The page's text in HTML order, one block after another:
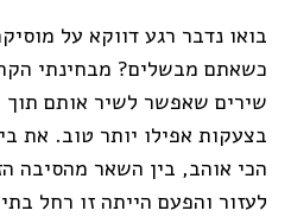
בואו נדבר רגע דווקא על
כשאתם מבשלים? מבחינתי
שירים שאפשר לשיר אותם
בצעקות אפילו יותר טוב. את
הכי אוהב, בין השאר מהסיבה
לעזור והפעם הייתה זו רחל